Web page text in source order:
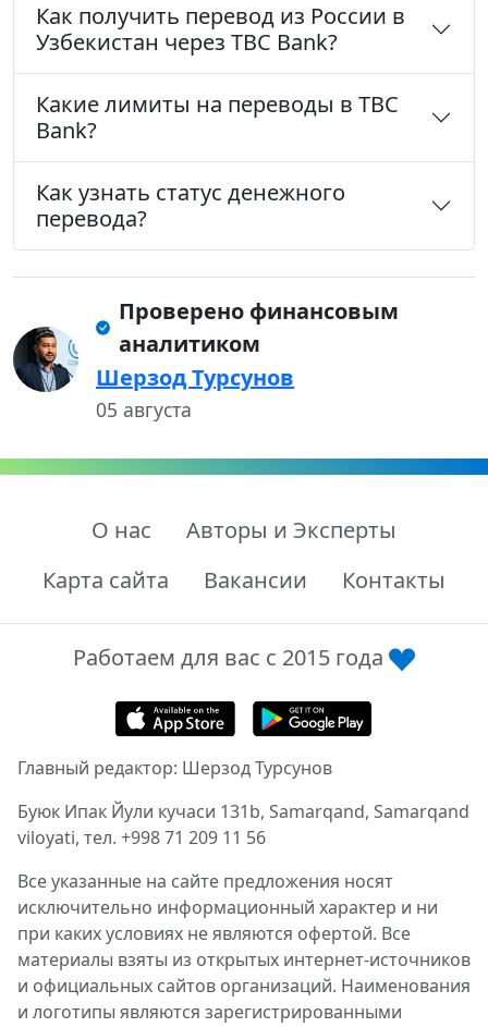
Как получить перевод из России в
Узбекистан через TBC Bank?
Какие лимиты на переводы в TBC
Bank?
Как узнать статус денежного
перевода?
Проверено финансовым
аналитиком
Шерзод Турсунов
05 августа
О нас
Авторы и Эксперты
Карта сайта
Вакансии Контакты
Работаем для вас с 2015 года
Главный редактор: Шерзод Турсунов
Буюк Ипак Йули кучаси 131b, Samarqand, Samarqand
viloyati, тел. +998 71 209 11 56
Все указанные на сайте предложения носят
исключительно информационный характер и ни
при каких условиях не являются офертой. Все
материалы взяты из открытых интернет-источников
и официальных сайтов организаций. Наименования
и логотипы являются зарегистрированными